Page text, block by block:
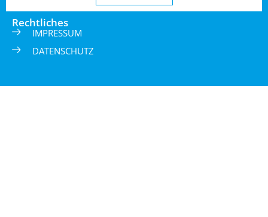
Rechtliches
IMPRESSUM
DATENSCHUTZ